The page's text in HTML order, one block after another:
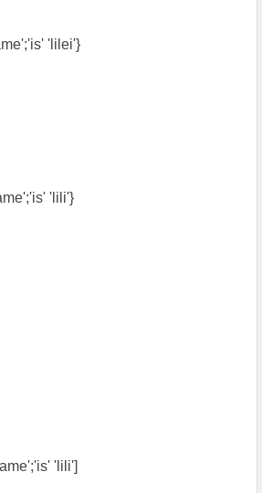
'lilei'}
'lili'}
'lili']